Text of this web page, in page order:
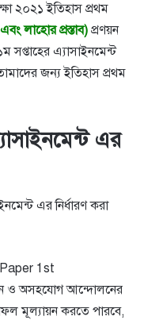
২০২১ ইতিহাস প্রথম
লাহাের প্রস্তাব) প্রণয়ন
এ্যাসাইনমেন্ট
জন্য ইতিহাস প্রথম
এর
এর নির্ধারণ করা
Paper 1st
ও অসহযোগ আন্দোলনের
মূল্যায়ন করতে পারবে,